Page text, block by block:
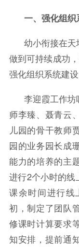
一、强化组
幼小衔接在
做到可持续成功
强化组织系统建
李迎霞工作
师李臻、聂青云
儿园的骨干教师
园的业务园长成
能力的培养的主
进行2个小时的线
课余时间进行线
初，制定了团队
修课时计算要求
知安排，提前通